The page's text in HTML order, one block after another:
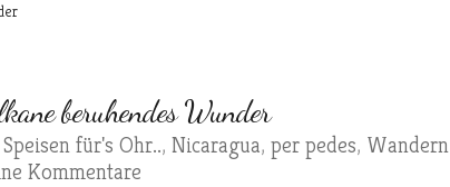
beruhendes Wunder
für's Ohr.., Nicaragua, per pedes, Wandern
Kommentare